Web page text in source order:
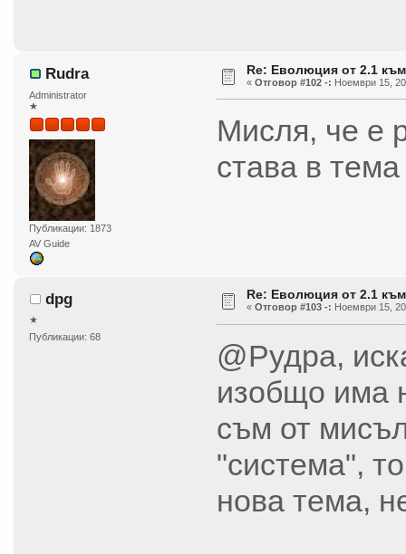
Rudra
Administrator
★
Публикации: 1873
AV Guide
Re: Еволюция от 2.1
« Отговор #102 -: Ноември 15,
Мисля, че е
става в
dpg
★
Публикации: 68
Re: Еволюция от 2.1
« Отговор #103 -: Ноември 15,
@Рудра,
изобщо има
съм от
"система",
нова тема,